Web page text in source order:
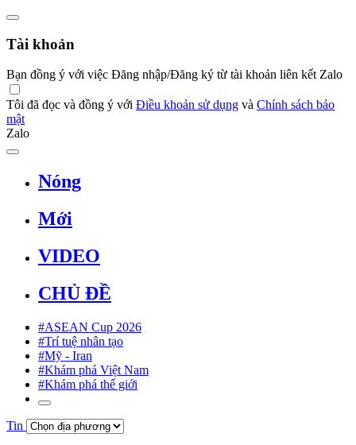
Tài khoản
Bạn đồng ý với việc Đăng nhập/Đăng ký từ tài khoản liên kết Zalo
Tôi đã đọc và đồng ý với Điều khoản sử dụng và Chính sách bảo
mật
Zalo
Nóng
Mới
VIDEO
CHỦ ĐỀ
#ASEAN Cup 2026
#Trí tuệ nhân tạo
#Mỹ - Iran
#Khám phá Việt Nam
#Khám phá thế giới
Tin